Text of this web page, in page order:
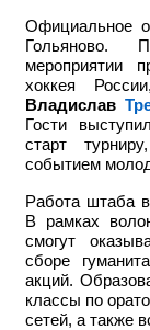
Официальное
Гольяново.
мероприятии
хоккея
Владислав
Гости
старт
событием
Работа штаба
В рамках
смогут
сборе
акций.
классы по
сетей, а также